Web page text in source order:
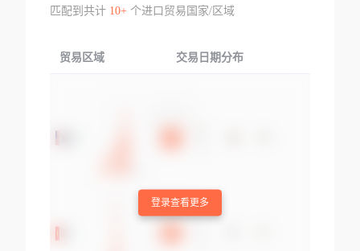
匹配到共计 10+个进口贸易国家/区域
贸易区域 交易日期分布
登录查看更多